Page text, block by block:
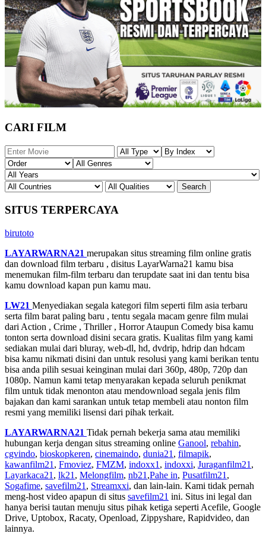
CARI FILM
SITUS TERPERCAYA
birutoto
LAYARWARNA21 merupakan situs streaming film online gratis
dan download film terbaru , disitus LayarWarna21 kamu bisa
menemukan film-film terbaru dan terupdate saat ini dan tentu bisa
kamu download kapan pun kamu mau.
LW21 Menyediakan segala kategori film seperti film asia terbaru
serta film barat paling baru , tentu segala macam genre film mulai
dari Action , Crime , Thriller , Horror Ataupun Comedy bisa kamu
tonton serta download disini secara gratis. Kualitas film yang kami
sediakan mulai dari bluray, web-dl, hd, dvdrip, hdrip dan hdcam
bisa kamu nikmati disini dan untuk resolusi yang kami berikan tentu
bisa anda pilih sesuai keinginan mulai dari 360p, 480p, 720p dan
1080p. Namun kami tetap menyarakan kepada seluruh penikmat
film untuk tidak menonton atau mendownload segala jenis film
bajakan dan kami sarankan untuk tetap membeli atau nonton film
resmi yang memiliki lisensi dari pihak terkait.
LAYARWARNA21 Tidak pernah bekerja sama atau memiliki
hubungan kerja dengan situs streaming online Ganool, rebahin,
cgvindo, bioskopkeren, cinemaindo, dunia21 , filmapik,
kawanfilm21 , Fmoviez, FMZM, indoxx1 , indoxxi, Juraganfilm21 ,
Layarkaca21 , lk21 , Melongfilm, nb21 ,Pahe in, Pusatfilm21 ,
Sogafime, savefilm21 , Streamxxi, dan lain-lain. Kami tidak pernah
meng-host video apapun di situs savefilm21 ini. Situs ini legal dan
hanya berisi tautan menuju situs pihak ketiga seperti Acefile, Google
Drive, Uptobox, Racaty, Openload, Zippyshare, Rapidvideo, dan
lainnya.